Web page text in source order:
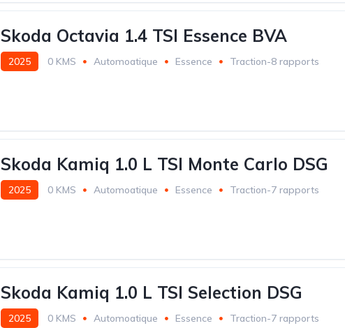
Skoda Octavia 1.4 TSI Essence BVA
2025 0 KMS Automoatique Essence Traction-8 rapports
Skoda Kamiq 1.0 L TSI Monte Carlo DSG
2025 0 KMS Automoatique Essence Traction-7 rapports
Skoda Kamiq 1.0 L TSI Selection DSG
2025 0 KMS Automoatique Essence Traction-7 rapports